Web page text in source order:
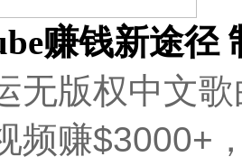
赚钱新途径
无版权中文
频赚$3000+